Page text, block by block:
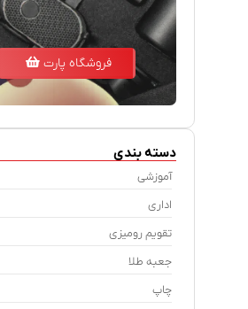
فروشگاه پارت
دسته بندی
آموزشی
اداری
تقویم رومیزی
جعبه طلا
چاپ